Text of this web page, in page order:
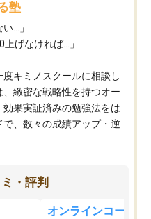
塾
…」
上げなければ…」
キミノスクールに相談し
緻密な戦略性を持つオー
果実証済みの勉強法をは
、数々の成績アップ・逆
・評判
オンラインコース